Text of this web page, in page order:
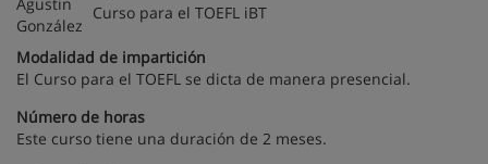
Curso para el TOEFL iBT
Modalidad de impartición
El Curso para el TOEFL se dicta de manera presencial.
Número de horas
Este curso tiene una duración de 2 meses.